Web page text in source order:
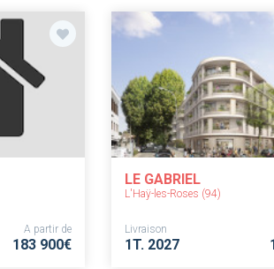
A partir de
183 900€
LE GABRIEL
L'Haÿ-les-Roses (94)
Livraison
1T. 2027